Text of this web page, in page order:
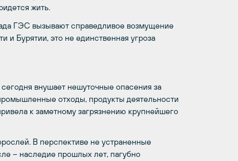
жить.
ГЭС вызывают справедливое возмущение
и Бурятии, это не единственная угроза
внушает нешуточные опасения за
отходы, продукты деятельности
к заметному загрязнению крупнейшего
В перспективе не устраненные
– наследие прошлых лет, пагубно